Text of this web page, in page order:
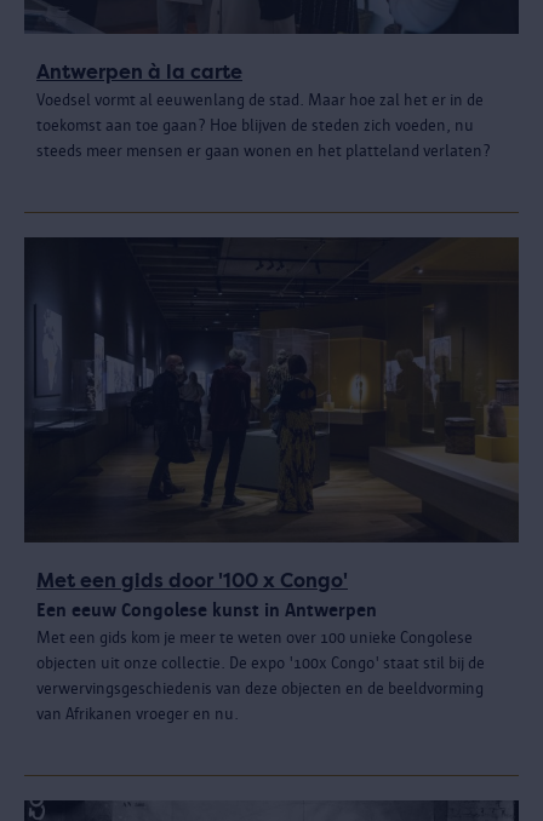
Antwerpen à la carte
Voedsel vormt al eeuwenlang de stad. Maar hoe zal het er in de
toekomst aan toe gaan? Hoe blijven de steden zich voeden, nu
steeds meer mensen er gaan wonen en het platteland verlaten?
Met een gids door '100 x Congo'
Een eeuw Congolese kunst in Antwerpen
Met een gids kom je meer te weten over 100 unieke Congolese
objecten uit onze collectie. De expo '100x Congo' staat stil bij de
verwervingsgeschiedenis van deze objecten en de beeldvorming
van Afrikanen vroeger en nu.